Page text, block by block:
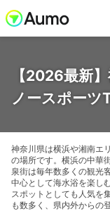
【2026最新
ノースポーツ
神奈川県は横浜や湘南エ
の場所です。横浜の中華
泉街は毎年数多くの観光
中心として海水浴を楽し
スポットとしても人気を
も数多く、県内外からの